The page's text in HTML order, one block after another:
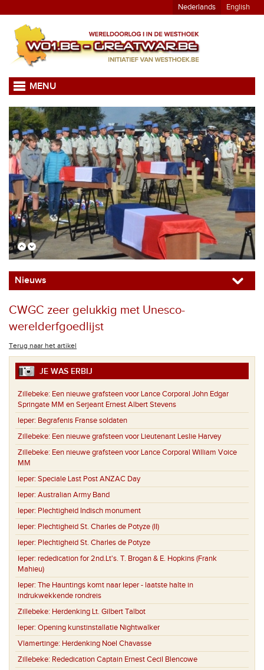
Nederlands English
MENU
Nieuws
CWGC zeer gelukkig met Unesco-
werelderfgoedlijst
Terug naar het artikel
JE WAS ERBIJ
Zillebeke: Een nieuwe grafsteen voor Lance Corporal John Edgar
Springate MM en Serjeant Ernest Albert Stevens
Ieper: Begrafenis Franse soldaten
Zillebeke: Een nieuwe grafsteen voor Lieutenant Leslie Harvey
Zillebeke: Een nieuwe grafsteen voor Lance Corporal William Voice
MM
Ieper: Speciale Last Post ANZAC Day
Ieper: Australian Army Band
Ieper: Plechtigheid Indisch monument
Ieper: Plechtigheid St. Charles de Potyze (II)
Ieper: Plechtigheid St. Charles de Potyze
Ieper: rededication for 2nd.Lt's. T. Brogan & E. Hopkins (Frank
Mahieu)
Ieper: The Hauntings komt naar Ieper - laatste halte in
indrukwekkende rondreis
Zillebeke: Herdenking Lt. Gilbert Talbot
Ieper: Opening kunstinstallatie Nightwalker
Vlamertinge: Herdenking Noel Chavasse
Zillebeke: Rededication Captain Ernest Cecil Blencowe